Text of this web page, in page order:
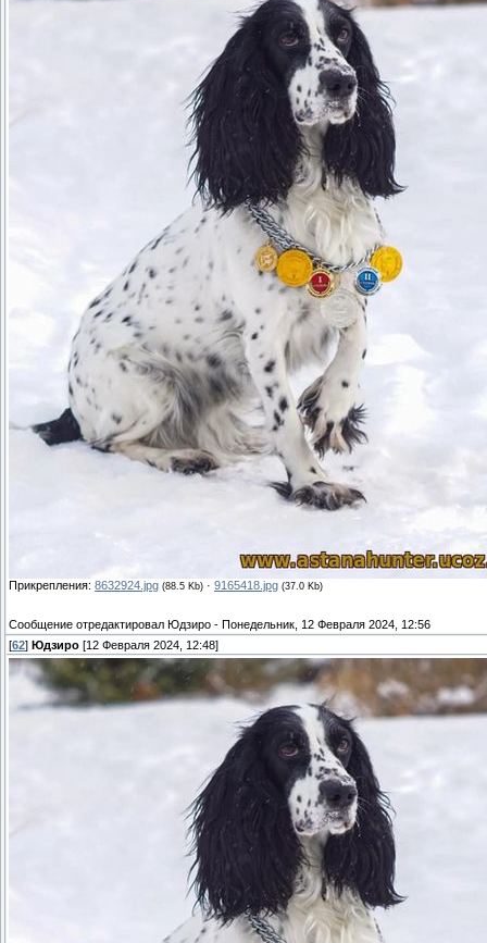
Прикрепления: 8632924.jpg (88.5 Kb) · 9165418.jpg (37.0 Kb)
Сообщение отредактировал Юдзиро - Понедельник, 12 Февраля 2024, 12:56
[62] Юдзиро [12 Февраля 2024, 12:48]